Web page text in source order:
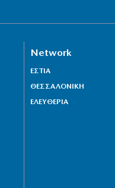
Network
ΕΣΤΙΑ
ΘΕΣΣΑΛΟΝΙΚΗ
ΕΛΕΥΘΕΡΙΑ